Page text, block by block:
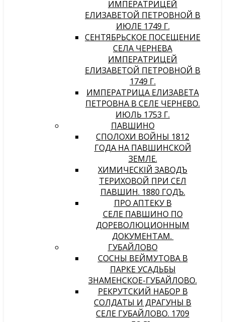
ИМПЕРАТРИЦЕЙ
ЕЛИЗАВЕТОЙ ПЕТРОВНОЙ В
ИЮЛЕ 1749 Г.
СЕНТЯБРЬСКОЕ ПОСЕЩЕНИЕ
СЕЛА ЧЕРНЕВА
ИМПЕРАТРИЦЕЙ
ЕЛИЗАВЕТОЙ ПЕТРОВНОЙ В
1749 Г.
ИМПЕРАТРИЦА ЕЛИЗАВЕТА
ПЕТРОВНА В СЕЛЕ ЧЕРНЕВО.
ИЮЛЬ 1753 Г.
ПАВШИНО
СПОЛОХИ ВОЙНЫ 1812
ГОДА НА ПАВШИНСКОЙ
ЗЕМЛЕ.
ХИМИЧЕСКIЙ ЗАВОДЪ
ТЕРИХОВОЙ ПРИ СЕЛѢ
ПАВШИНѢ. 1880 ГОДЪ.
ПРО АПТЕКУ В
СЕЛЕ ПАВШИНО ПО
ДОРЕВОЛЮЦИОННЫМ
ДОКУМЕНТАМ.
ГУБАЙЛОВО
СОСНЫ ВЕЙМУТОВА В
ПАРКЕ УСАДЬБЫ
ЗНАМЕНСКОЕ-ГУБАЙЛОВО.
РЕКРУТСКИЙ НАБОР В
СОЛДАТЫ И ДРАГУНЫ В
СЕЛЕ ГУБАЙЛОВО. 1709